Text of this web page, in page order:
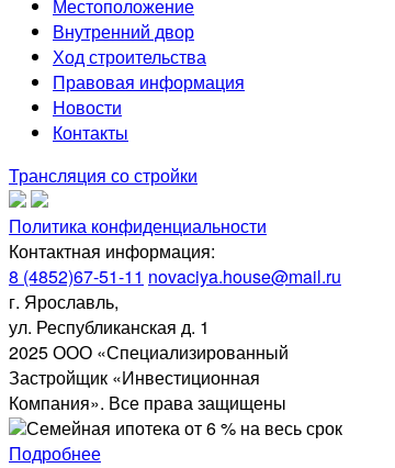
Местоположение
Внутренний двор
Ход строительства
Правовая информация
Новости
Контакты
Трансляция со стройки
Политика конфиденциальности
Контактная информация:
8 (4852)67-51-11 novaciya.house@mail.ru
г. Ярославль,
ул. Республиканская д. 1
2025 ООО «Специализированный
Застройщик «Инвестиционная
Компания». Все права защищены
Семейная ипотека от 6 % на весь срок
Подробнее